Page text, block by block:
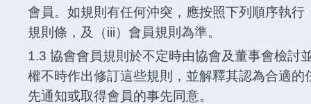
會員。如規則有任何沖突，應按照下列順序執行
規則條，及（iii）會員規則為準。
1.3 協會會員規則於不定時由協會及董事會檢討
權不時作出修訂這些規則，並解釋其認為合適的
先通知或取得會員的事先同意。